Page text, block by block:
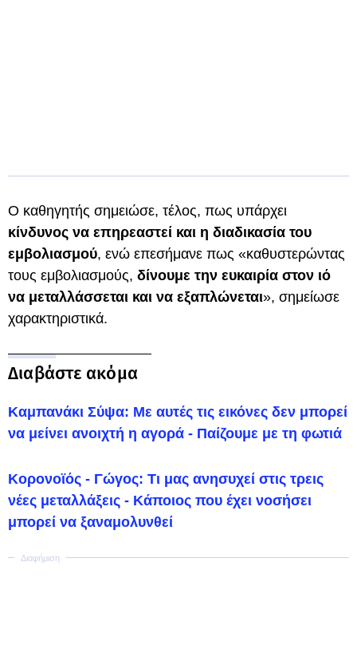
Ο καθηγητής σημειώσε, τέλος, πως υπάρχει
κίνδυνος να επηρεαστεί και η διαδικασία του
εμβολιασμού, ενώ επεσήμανε πως «καθυστερώντας
τους εμβολιασμούς, δίνουμε την ευκαιρία στον ιό
να μεταλλάσσεται και να εξαπλώνεται», σημείωσε
χαρακτηριστικά.
Διαβάστε ακόμα
Καμπανάκι Σύψα: Με αυτές τις εικόνες δεν μπορεί
να μείνει ανοιχτή η αγορά - Παίζουμε με τη φωτιά
Κορονοϊός - Γώγος: Τι μας ανησυχεί στις τρεις
νέες μεταλλάξεις - Κάποιος που έχει νοσήσει
μπορεί να ξαναμολυνθεί